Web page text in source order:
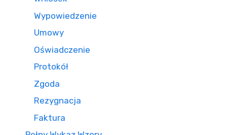
Wypowiedzenie
Umowy
Oświadczenie
Protokół
Zgoda
Rezygnacja
Faktura